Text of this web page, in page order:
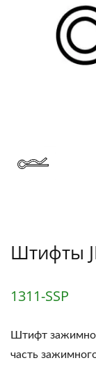
Штифт)
LONG
Штифты
1311-SSP
Штифт
часть